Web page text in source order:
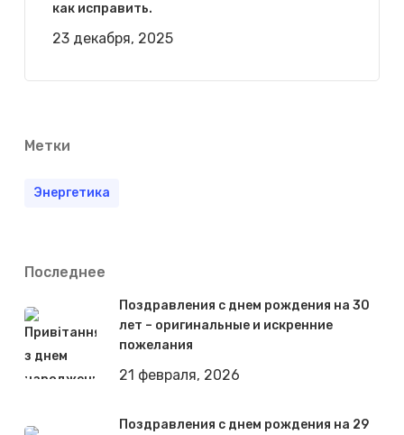
как исправить.
23 декабря, 2025
Метки
Энергетика
Последнее
Поздравления с днем рождения на 30
лет – оригинальные и искренние
пожелания
21 февраля, 2026
Поздравления с днем рождения на 29